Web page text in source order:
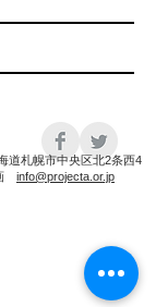
札幌市中央区北2条西4
info@projecta.or.jp